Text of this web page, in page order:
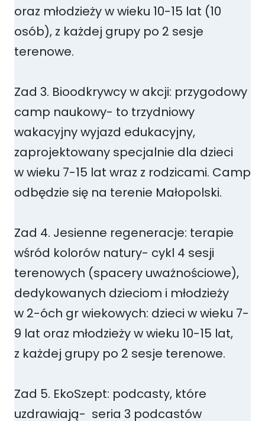
oraz młodzieży w wieku 10-15 lat (10
osób), z każdej grupy po 2 sesje
terenowe.
Zad 3. Bioodkrywcy w akcji: przygodowy
camp naukowy- to trzydniowy
wakacyjny wyjazd edukacyjny,
zaprojektowany specjalnie dla dzieci
w wieku 7-15 lat wraz z rodzicami. Camp
odbędzie się na terenie Małopolski.
Zad 4. Jesienne regeneracje: terapie
wśród kolorów natury- cykl 4 sesji
terenowych (spacery uważnościowe),
dedykowanych dzieciom i młodzieży
w 2-óch gr wiekowych: dzieci w wieku 7-
9 lat oraz młodzieży w wieku 10-15 lat,
z każdej grupy po 2 sesje terenowe.
Zad 5. EkoSzept: podcasty, które
uzdrawiają- seria 3 podcastów